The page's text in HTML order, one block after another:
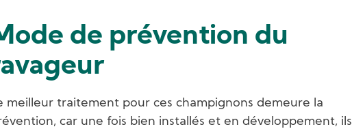
de prévention du
meilleur traitement pour ces champignons demeure la
car une fois bien installés et en développement, ils